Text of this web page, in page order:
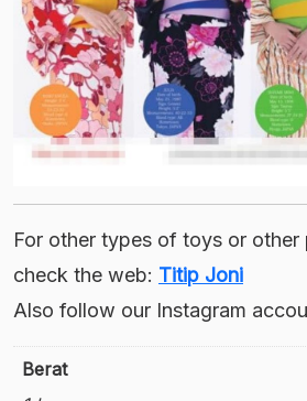
For other types of toys or other
check the web: Titip Joni
Also follow our Instagram
Berat